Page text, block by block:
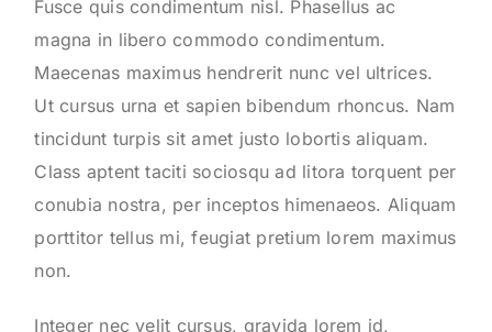
Fusce quis condimentum nisl. Phasellus ac
magna in libero commodo condimentum.
Maecenas maximus hendrerit nunc vel ultrices.
Ut cursus urna et sapien bibendum rhoncus. Nam
tincidunt turpis sit amet justo lobortis aliquam.
Class aptent taciti sociosqu ad litora torquent per
conubia nostra, per inceptos himenaeos. Aliquam
porttitor tellus mi, feugiat pretium lorem maximus
non.
Integer nec velit cursus, gravida lorem id,